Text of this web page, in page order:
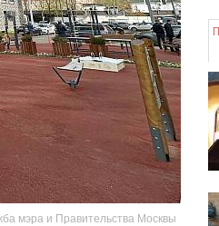
мэра и Правительства Москвы